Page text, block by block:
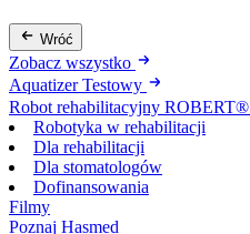
Wróć
Zobacz wszystko
Aquatizer Testowy
Robot rehabilitacyjny ROBERT®
Robotyka w rehabilitacji
Dla rehabilitacji
Dla stomatologów
Dofinansowania
Filmy
Poznaj Hasmed